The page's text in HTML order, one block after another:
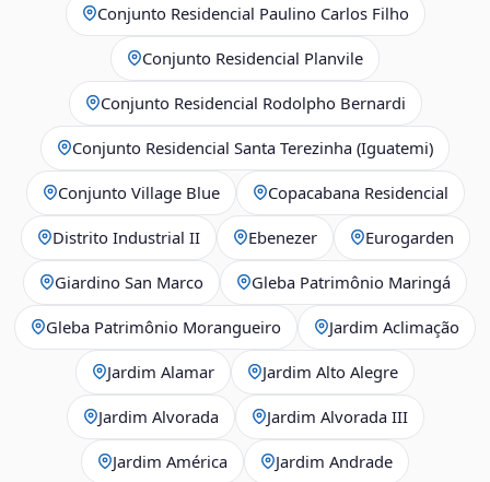
Conjunto Residencial Paulino Carlos Filho
Conjunto Residencial Planvile
Conjunto Residencial Rodolpho Bernardi
Conjunto Residencial Santa Terezinha (Iguatemi)
Conjunto Village Blue Copacabana Residencial
Distrito Industrial II Ebenezer Eurogarden
Giardino San Marco Gleba Patrimônio Maringá
Gleba Patrimônio Morangueiro Jardim Aclimação
Jardim Alamar Jardim Alto Alegre
Jardim Alvorada Jardim Alvorada III
Jardim América Jardim Andrade